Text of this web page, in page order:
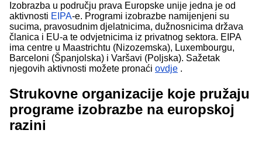
Izobrazba u području prava Europske unije jedna je od
aktivnosti EIPA-e. Programi izobrazbe namijenjeni su
sucima, pravosudnim djelatnicima, dužnosnicima država
članica i EU-a te odvjetnicima iz privatnog sektora. EIPA
ima centre u Maastrichtu (Nizozemska), Luxembourgu,
Barceloni (Španjolska) i Varšavi (Poljska). Sažetak
njegovih aktivnosti možete pronaći ovdje .
Strukovne organizacije koje pružaju
programe izobrazbe na europskoj
razini